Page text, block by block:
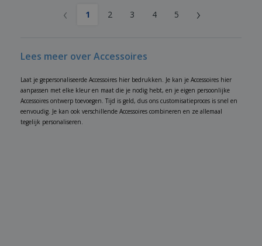
‹ 1 2 3 4 5 ›
Lees meer over Accessoires
Laat je gepersonaliseerde Accessoires hier bedrukken. Je kan je Accessoires hier
aanpassen met elke kleur en maat die je nodig hebt, en je eigen persoonlijke
Accessoires ontwerp toevoegen. Tijd is geld, dus ons customisatieproces is snel en
eenvoudig. Je kan ook verschillende Accessoires combineren en ze allemaal
tegelijk personaliseren.